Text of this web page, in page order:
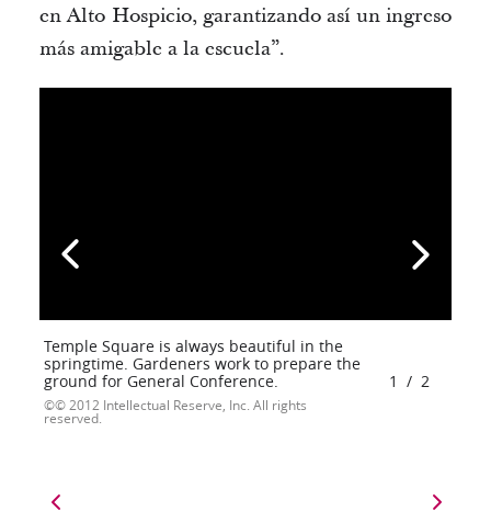
en Alto Hospicio, garantizando así un ingreso
más amigable a la escuela”.
Temple Square is always beautiful in the
springtime. Gardeners work to prepare the
ground for General Conference.
© 2012 Intellectual Reserve, Inc. All rights
reserved.
1 / 2